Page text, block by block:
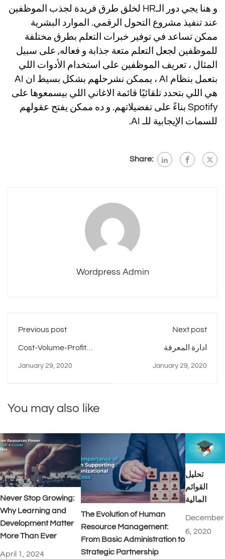
و هنا يجي دور الـHR
لخلق طرق فريدة لجذب الموظفين
عند تنفيذ مشروع التحول الرقمي. الموارد البشرية
ممكن تساعد في توفير خبرات التعلم بطرق مختلفة
للموظفين لجعل التعلم متعة جذابة و فعاله, على سبيل
المثال ، تعريف الموظفين على استخدام الأدوات اللي
بتعمل بنظام AI ، يممكن نشرحلهم بشكل بسيط ان AI
هي اللي بتحدد تلقائيًا قائمة الاغاني اللي بيسمعوها على
Spotify بناءً على تفضيلاتهم. و ده ممكن يفتح عقولهم
للسمات الإيجابية للـ AI.
Share:
Wordpress Admin
Previous post
Cost-Volume-Profit
January 29, 2020
Next post
ادارة المعرفة
January 29, 2020
You may also like
Never Stop Growing:
Why Learning and
Development Matter
More Than Ever
April 1, 2024
The Evolution of Human
Resource Management:
From Basic Administration to
Strategic Partnership
تحليل
القوائم
المالية
December
6, 2020